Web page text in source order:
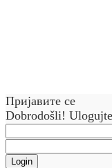
Пријавите се
Dobrodošli!